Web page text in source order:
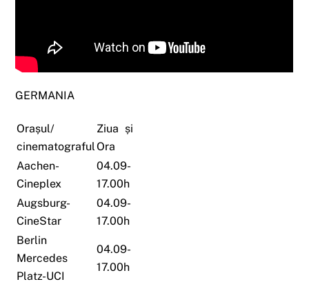
GERMANIA
Orașul/
cinematograful
Ziua și
Ora
Aachen-
Cineplex
04.09-
17.00h
Augsburg-
CineStar
04.09-
17.00h
Berlin
Mercedes
Platz-UCI
04.09-
17.00h